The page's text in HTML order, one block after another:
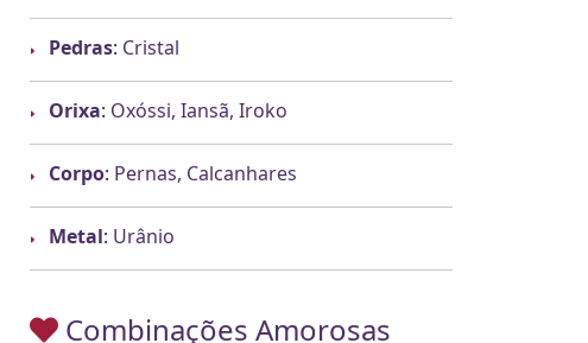
Pedras: Cristal
Orixa: Oxóssi, Iansã, Iroko
Corpo: Pernas, Calcanhares
Metal: Urânio
Combinações Amorosas